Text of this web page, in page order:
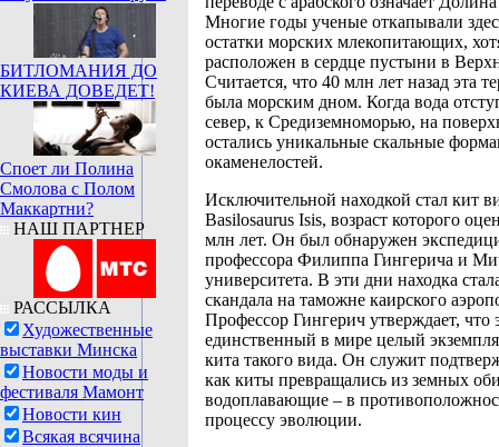
БИТЛОМАНИЯ ДО
КИЕВА ДОВЕДЕТ!
Споет ли Полина
Смолова с Полом
Маккартни?
НАШ ПАРТНЕР
РАССЫЛКА
Художественные
выставки Минска
Новости моды и
фестиваля Мамонт
Новости кин
Всякая всячина
Многие годы ученые откапывали
остатки морских млекопитающих,
расположен в сердце пустыни в
Считается, что 40 млн лет назад эта
была морским дном. Когда вода
север, к Средиземноморью, на
остались уникальные скальные
окаменелостей.
Исключительной находкой стал кит
Basilosaurus Isis, возраст которого
млн лет. Он был обнаружен
профессора Филиппа Гингерича и
университета. В эти дни находка
скандала на таможне каирского
Профессор Гингерич утверждает, что
единственный в мире целый
кита такого вида. Он служит
как киты превращались из земных
водоплавающие – в
процессу эволюции.